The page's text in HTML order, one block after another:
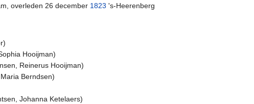
overleden 26 december 1823 's-Heerenberg
Hooijman)
Reinerus Hooijman)
Berndsen)
Johanna Ketelaers)